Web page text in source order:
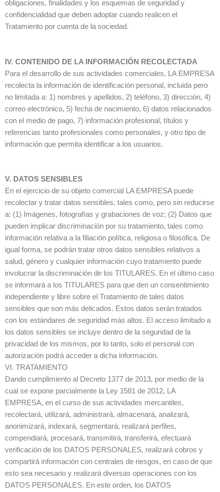
obligaciones, finalidades y los esquemas de seguridad y
confidencialidad que deben adoptar cuando realicen el
Tratamiento por cuenta de la sociedad.
IV. CONTENIDO DE LA INFORMACIÓN RECOLECTADA
Para el desarrollo de sus actividades comerciales, LA EMPRESA
recolecta la información de identificación personal, incluida pero
no limitada a: 1) nombres y apellidos, 2) teléfono, 3) dirección, 4)
correo electrónico, 5) fecha de nacimiento, 6) datos relacionados
con el medio de pago, 7) información profesional, títulos y
referencias tanto profesionales como personales, y otro tipo de
información que permita identificar a los usuarios.
V. DATOS SENSIBLES
En el ejercicio de su objeto comercial LA EMPRESA puede
recolectar y tratar datos sensibles, tales como, pero sin reducirse
a: (1) Imágenes, fotografías y grabaciones de voz; (2) Datos que
pueden implicar discriminación por su tratamiento, tales como
información relativa a la filiación política, religiosa o filosófica. De
igual forma, se podrán tratar otros datos sensibles relativos a
salud, género y cualquier información cuyo tratamiento puede
involucrar la discriminación de los TITULARES. En el último caso
se informará a los TITULARES para que den un consentimiento
independiente y libre sobre el Tratamiento de tales datos
sensibles que son más delicados. Estos datos serán tratados
con los estándares de seguridad más altos. El acceso limitado a
los datos sensibles se incluye dentro de la seguridad de la
privacidad de los mismos, por lo tanto, solo el personal con
autorización podrá acceder a dicha información.
VI. TRATAMIENTO
Dando cumplimiento al Decreto 1377 de 2013, por medio de la
cual se expone parcialmente la Ley 1581 de 2012, LA
EMPRESA, en el curso de sus actividades mercantiles,
recolectará, utilizará, administrará, almacenará, analizará,
anonimizará, indexará, segmentará, realizará perfiles,
compendiará, procesará, transmitirá, transferirá, efectuará
verificación de los DATOS PERSONALES, realizará cobros y
compartirá información con centrales de riesgos, en caso de que
esto sea necesario y realizará diversas operaciones con los
DATOS PERSONALES. En este orden, los DATOS